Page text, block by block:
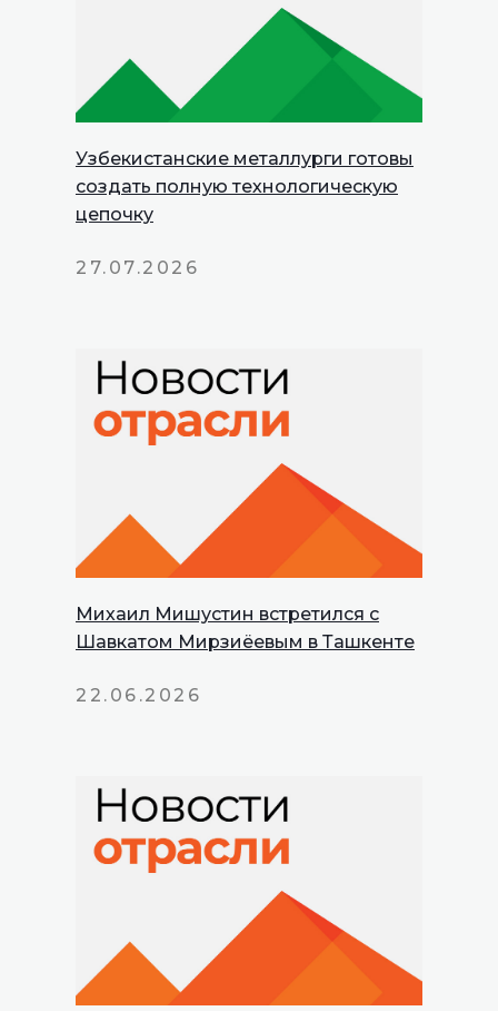
Узбекистанские металлурги готовы
создать полную технологическую
цепочку
27.07.2026
Михаил Мишустин встретился с
Шавкатом Мирзиёевым в Ташкенте
22.06.2026